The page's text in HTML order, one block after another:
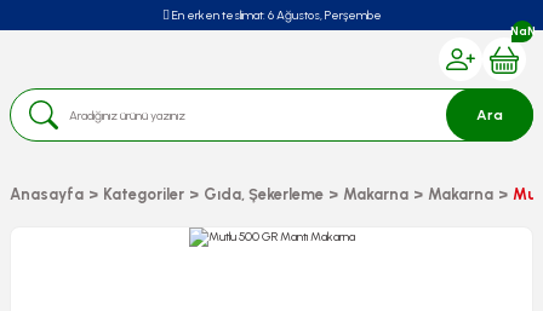
En erken teslimat: 6 Ağustos, Perşembe
Ara
NaN
Anasayfa Kategoriler Gıda, Şekerleme Makarna Makarna